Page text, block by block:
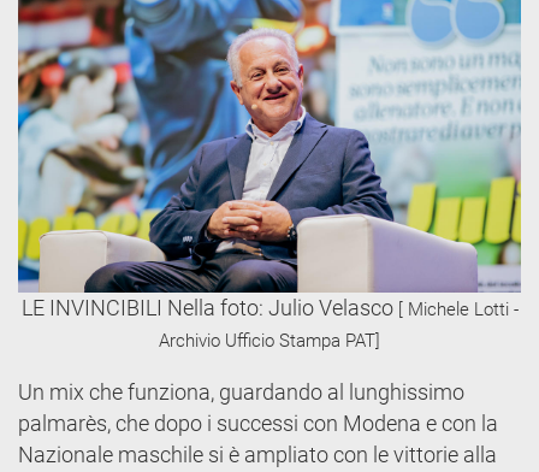
LE INVINCIBILI Nella foto: Julio Velasco [ Michele Lotti -
Archivio Ufficio Stampa PAT]
Un mix che funziona, guardando al lunghissimo
palmarès, che dopo i successi con Modena e con la
Nazionale maschile si è ampliato con le vittorie alla